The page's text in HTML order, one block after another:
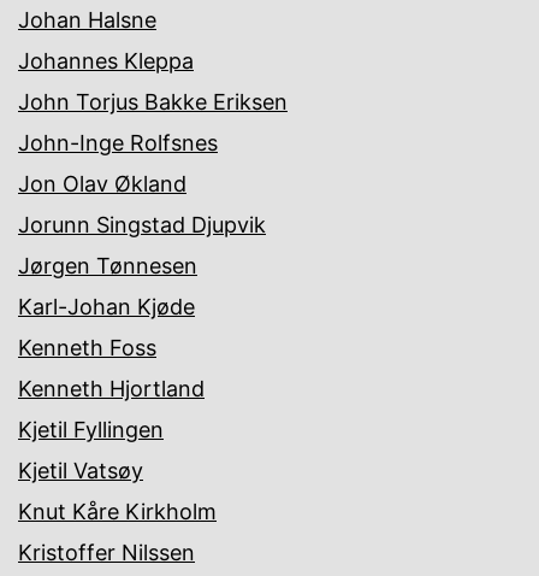
Johan Halsne
Johannes Kleppa
John Torjus Bakke Eriksen
John-Inge Rolfsnes
Jon Olav Økland
Jorunn Singstad Djupvik
Jørgen Tønnesen
Karl-Johan Kjøde
Kenneth Foss
Kenneth Hjortland
Kjetil Fyllingen
Kjetil Vatsøy
Knut Kåre Kirkholm
Kristoffer Nilssen